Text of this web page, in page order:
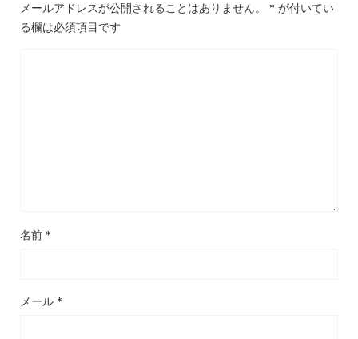
メールアドレスが公開されることはありません。 * が付いてい
る欄は必須項目です
名前 *
メール *